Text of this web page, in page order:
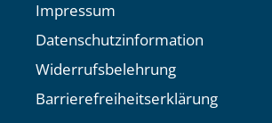
Impressum
Datenschutzinformation
Widerrufsbelehrung
Barrierefreiheitserklärung